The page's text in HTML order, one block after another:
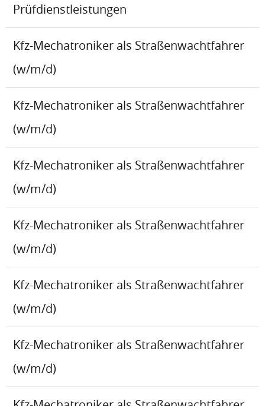
Prüfdienstleistungen
Kfz-Mechatroniker als Straßenwachtfahrer
(w/m/d)
Kfz-Mechatroniker als Straßenwachtfahrer
(w/m/d)
Kfz-Mechatroniker als Straßenwachtfahrer
(w/m/d)
Kfz-Mechatroniker als Straßenwachtfahrer
(w/m/d)
Kfz-Mechatroniker als Straßenwachtfahrer
(w/m/d)
Kfz-Mechatroniker als Straßenwachtfahrer
(w/m/d)